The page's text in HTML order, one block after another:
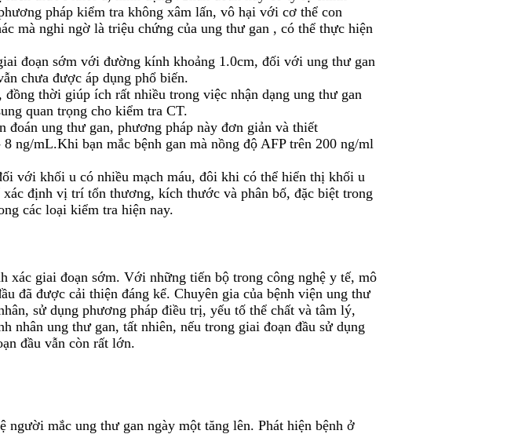
pháp kiểm tra không xâm lấn, vô hại với cơ thể con
mà nghi ngờ là triệu chứng của ung thư gan , có thể thực hiện
đoạn sớm với đường kính khoảng 1.0cm, đối với ung thư gan
chưa được áp dụng phổ biến.
thời giúp ích rất nhiều trong việc nhận dạng ung thư gan
quan trọng cho kiểm tra CT.
ung thư gan, phương pháp này đơn giản và thiết
mL.Khi bạn mắc bệnh gan mà nồng độ AFP trên 200 ng/ml
với khối u có nhiều mạch máu, đôi khi có thể hiển thị khối u
định vị trí tổn thương, kích thước và phân bố, đặc biệt trong
các loại kiểm tra hiện nay.
xác giai đoạn sớm. Với những tiến bộ trong công nghệ y tế, mô
đã được cải thiện đáng kể. Chuyên gia của bệnh viện ung thư
sử dụng phương pháp điều trị, yếu tố thể chất và tâm lý,
ung thư gan, tất nhiên, nếu trong giai đoạn đầu sử dụng
đầu vẫn còn rất lớn.
mắc ung thư gan ngày một tăng lên. Phát hiện bệnh ở